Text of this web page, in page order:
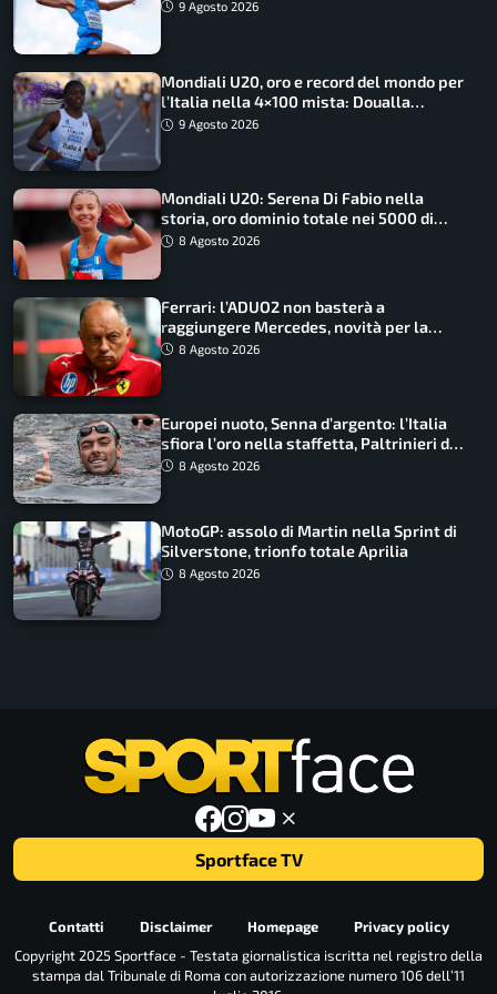
9 Agosto 2026
Mondiali U20, oro e record del mondo per
l’Italia nella 4×100 mista: Doualla
straordinaria
9 Agosto 2026
Mondiali U20: Serena Di Fabio nella
storia, oro dominio totale nei 5000 di
marcia
8 Agosto 2026
Ferrari: l’ADUO2 non basterà a
raggiungere Mercedes, novità per la
Macarena
8 Agosto 2026
Europei nuoto, Senna d’argento: l’Italia
sfiora l’oro nella staffetta, Paltrinieri da
urlo, il bilancio azzurro
8 Agosto 2026
MotoGP: assolo di Martin nella Sprint di
Silverstone, trionfo totale Aprilia
8 Agosto 2026
Sportface TV
Contatti Disclaimer Homepage
Privacy policy
Copyright 2025 Sportface - Testata giornalistica iscritta nel registro della
stampa dal Tribunale di Roma con autorizzazione numero 106 dell’11